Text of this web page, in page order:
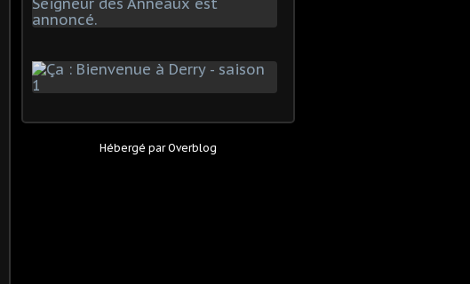
Hébergé parOverblog